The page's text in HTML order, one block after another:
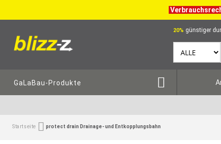
20% günstiger
GaLaBau-Produkte
Startseite protect drain Drainage- und Entkopplungsbahn